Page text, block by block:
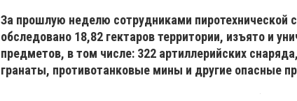
За прошлую неделю сотрудниками
обследовано 18,82 гектаров территории, изъято и
предметов, в том числе: 322 артиллерийских
гранаты, противотанковые мины и другие опасные